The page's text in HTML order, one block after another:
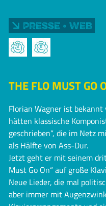
Presse • Web
THE FLO MUST GO
Florian Wagner ist
hätten klassische
geschrieben“, die im Netz
als Hälfte von Ass-Dur.
Jetzt geht er mit seinem
Must Go On“ auf große
Neue Lieder, die mal
aber immer mit